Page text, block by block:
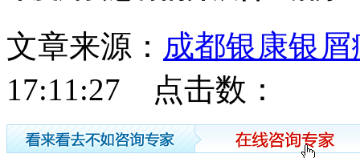
文章来源： 成都银康银
17:11:27 点击数：